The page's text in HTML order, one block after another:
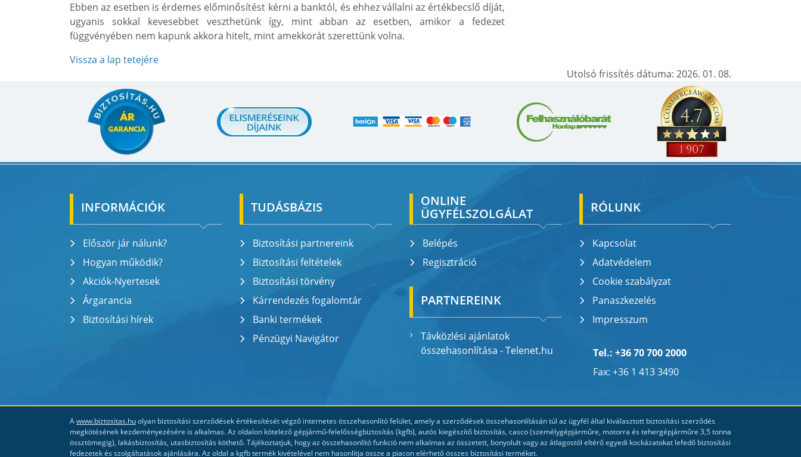
Ebben az esetben is érdemes előminősítést kérni a banktól, és ehhez vállalni az értékbecslő díját,
ugyanis sokkal kevesebbet veszthetünk így, mint abban az esetben, amikor a fedezet
függvényében nem kapunk akkora hitelt, mint amekkorát szerettünk volna.
Vissza a lap tetejére
Utolsó frissítés dátuma: 2026. 01. 08.
INFORMÁCIÓK
Először jár nálunk?
Hogyan működik?
Akciók-Nyertesek
Árgarancia
Biztosítási hírek
TUDÁSBÁZIS
Biztosítási partnereink
Biztosítási feltételek
Biztosítási törvény
Kárrendezés fogalomtár
Banki termékek
Pénzügyi Navigátor
ONLINE
ÜGYFÉLSZOLGÁLAT
Belépés
Regisztráció
PARTNEREINK
Távközlési ajánlatok
összehasonlítása - Telenet.hu
RÓLUNK
Kapcsolat
Adatvédelem
Cookie szabályzat
Panaszkezelés
Impresszum
Tel.: +36 70 700 2000
Fax: +36 1 413 3490
Awww.biztositas.huolyan biztosítási szerződések értékesítését végző internetes összehasonlító felület, amely a szerződések összehasonlításán túl az ügyfél által kiválasztott biztosítási szerződés
megkötésének kezdeményezésére is alkalmas. Az oldalon kötelező gépjármű-felelősségbiztosítás (kgfb), autós kiegészítő biztosítás, casco (személygépjárműre, motorra és tehergépjárműre 3,5 tonna
össztömegig), lakásbiztosítás, utasbiztosítás köthető. Tájékoztatjuk, hogy az összehasonlító funkció nem alkalmas az összetett, bonyolult vagy az átlagostól eltérő egyedi kockázatokat lefedő biztosítási
fedezetek és szolgáltatások ajánlására. Az oldal a kgfb termék kivételével nem hasonlítja össze a piacon elérhető összes biztosítási terméket.